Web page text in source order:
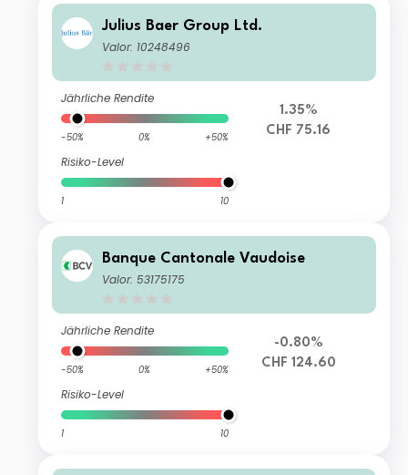
Julius Baer Group Ltd.
Valor: 10248496
Jährliche Rendite
-50% 0% +50%
Risiko-Level
1 10
1.35%
CHF 75.16
Banque Cantonale Vaudoise
Valor: 53175175
Jährliche Rendite
-50% 0% +50%
Risiko-Level
1 10
-0.80%
CHF 124.60